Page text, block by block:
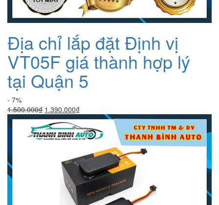
Địa chỉ lắp đặt Định vị
VT05F giá thành hợp lý
tại Quận 5
- 7%
1.500.000₫ Giá
gốc
là:
1.500.000₫.
1.390.000₫Giá
hiện
tại
là:
1.390.000₫.